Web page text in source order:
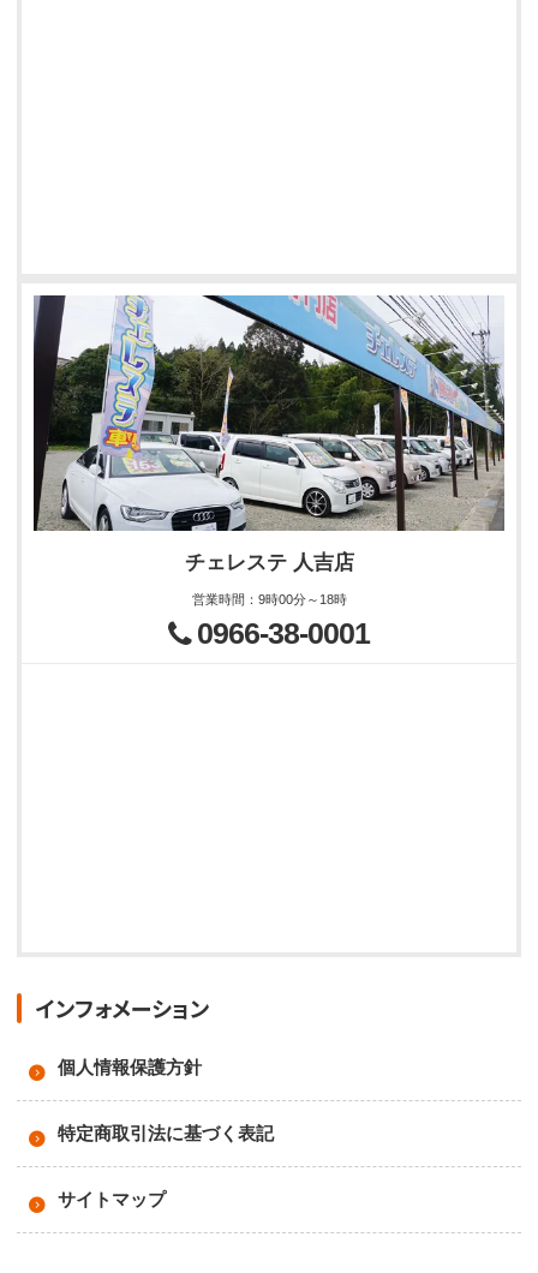
チェレステ 人吉店
営業時間 ： 9時00分～18時
0966-38-0001
インフォメーション
個人情報保護方針
特定商取引法に基づく表記
サイトマップ